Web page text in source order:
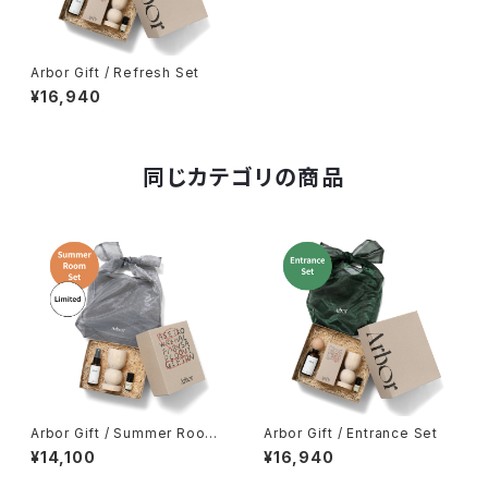
Arbor Gift / Refresh Set
¥16,940
同じカテゴリの商品
Arbor Gift / Summer Room
Set
¥14,100
Arbor Gift / Entrance Set
¥16,940